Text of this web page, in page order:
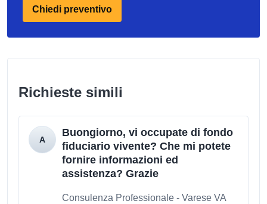
Chiedi preventivo
Richieste simili
Buongiorno, vi occupate di fondo
fiduciario vivente? Che mi potete
fornire informazioni ed
assistenza? Grazie
Consulenza Professionale - Varese VA